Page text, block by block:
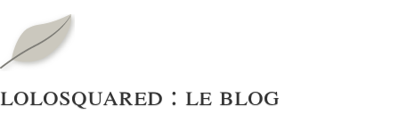
lolosquared : le blog